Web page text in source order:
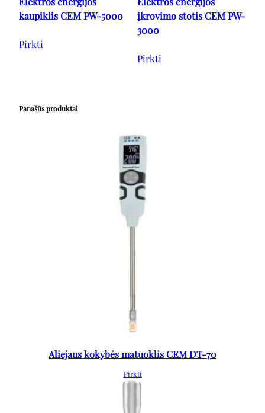
kaupiklis CEM PW-5000
Pirkti
įkrovimo stotis CEM PW-
3000
Pirkti
Panašūs produktai
Aliejaus kokybės matuoklis CEM DT-70
Pirkti